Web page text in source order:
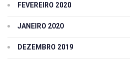
FEVEREIRO 2020
JANEIRO 2020
DEZEMBRO 2019